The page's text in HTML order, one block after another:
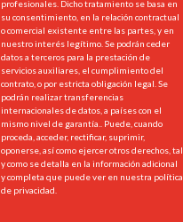
profesionales. Dicho tratamiento se basa en
su consentimiento, en la relación contractual
o comercial existente entre las partes, y en
nuestro interés legítimo. Se podrán ceder
datos a terceros para la prestación de
servicios auxiliares, el cumplimiento del
contrato, o por estricta obligación legal. Se
podrán realizar transferencias
internacionales de datos, a países con el
mismo nivel de garantía.. Puede, cuando
proceda, acceder, rectificar, suprimir,
oponerse, así como ejercer otros derechos, tal
y como se detalla en la información adicional
y completa que puede ver en nuestra política
de privacidad.